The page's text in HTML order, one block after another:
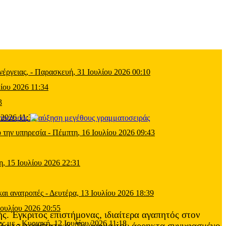
- Παρασκευή, 31 Ιουλίου 2026 00:10
2026 11:34
11:39
υπηρεσία - Πέμπτη, 16 Ιουλίου 2026 09:43
15 Ιουλίου 2026 22:31
ανατροπές -Δευτέρα, 13 Ιουλίου 2026 18:39
2026 20:55
με-Κυριακή, 12 Ιουλίου 2026 11:18
Έγκριτος επιστήμονας, ιδιαίτερα αγαπητός στον